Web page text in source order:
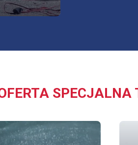
SPECJALNA